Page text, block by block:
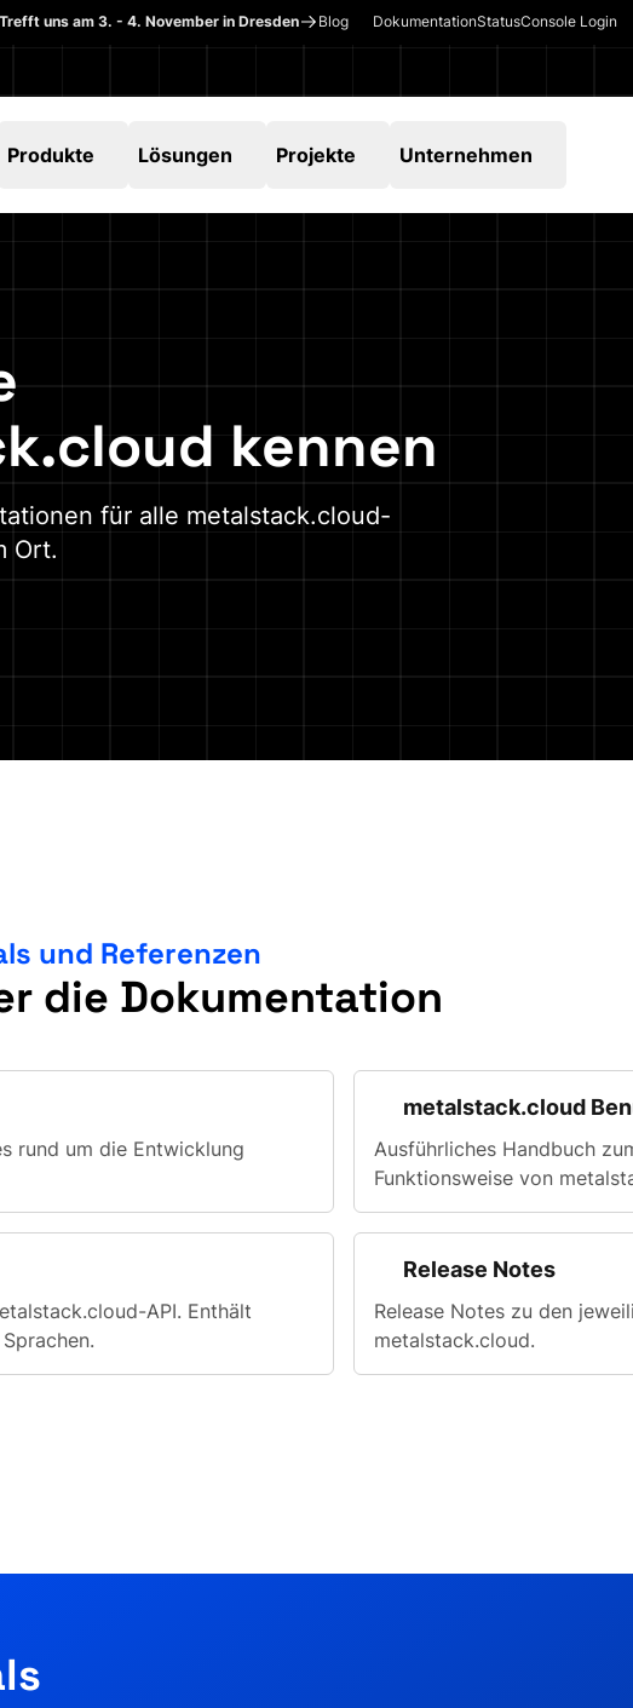
Trefft uns am 3. - 4. November in Dresden Blog DokumentationStatusConsole Login
Produkte Lösungen Projekte Unternehmen
kennen
für alle metalstack.cloud-
Ort.
und Referenzen
die Dokumentation
rund um die Entwicklung
metalstack.cloud
Ausführliches Handbuch
Funktionsweise von
API. Enthält
Release Notes
Release Notes zu den
metalstack.cloud.